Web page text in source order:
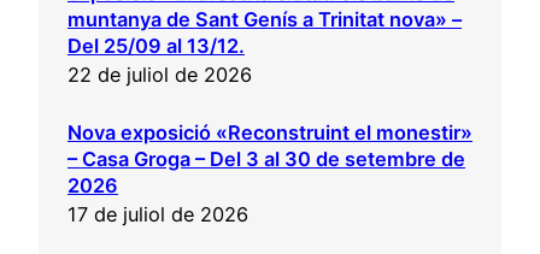
muntanya de Sant Genís a Trinitat nova» –
Del 25/09 al 13/12.
22 de juliol de 2026
Nova exposició «Reconstruint el monestir»
– Casa Groga – Del 3 al 30 de setembre de
2026
17 de juliol de 2026